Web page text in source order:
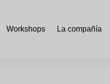
Workshops La compañía